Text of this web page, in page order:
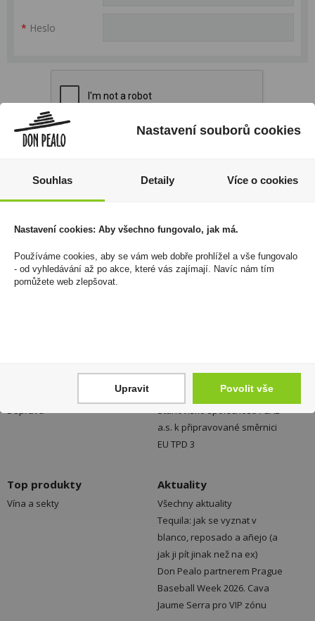
* Heslo
Váš nákup
Registrace
Přihlášení
Jak nakupovat - FAQ
Prodejny
Kamenné prodejny a výdejní
místa ZDARMA
Doprava
Volná místa
Vnitřní oznamovací systém
Stanovisko společnosti PEAL
a.s. k připravované směrnici
EU TPD 3
Top produkty
Vína a sekty
Aktuality
Všechny aktuality
Tequila: jak se vyznat v
blanco, reposado a añejo (a
jak ji pít jinak než na ex)
Don Pealo partnerem Prague
Baseball Week 2026. Cava
Jaume Serra pro VIP zónu
Nastavení souborů cookies
Souhlas Detaily Více o cookies
Nastavení cookies: Aby všechno fungovalo, jak má.
Používáme cookies, aby se vám web dobře prohlížel a vše fungovalo
- od vyhledávání až po akce, které vás zajímají. Navíc nám tím
pomůžete web zlepšovat.
Upravit Povolit vše